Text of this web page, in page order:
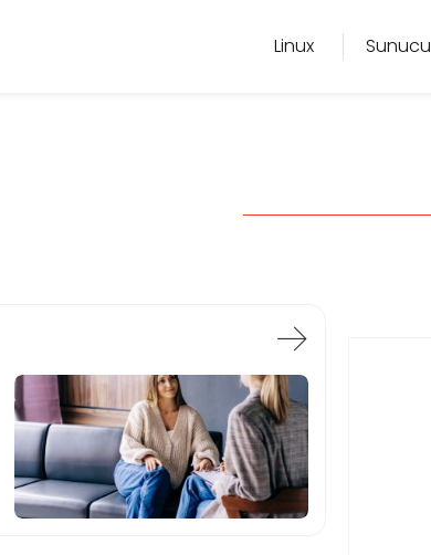
Linux Sunucu